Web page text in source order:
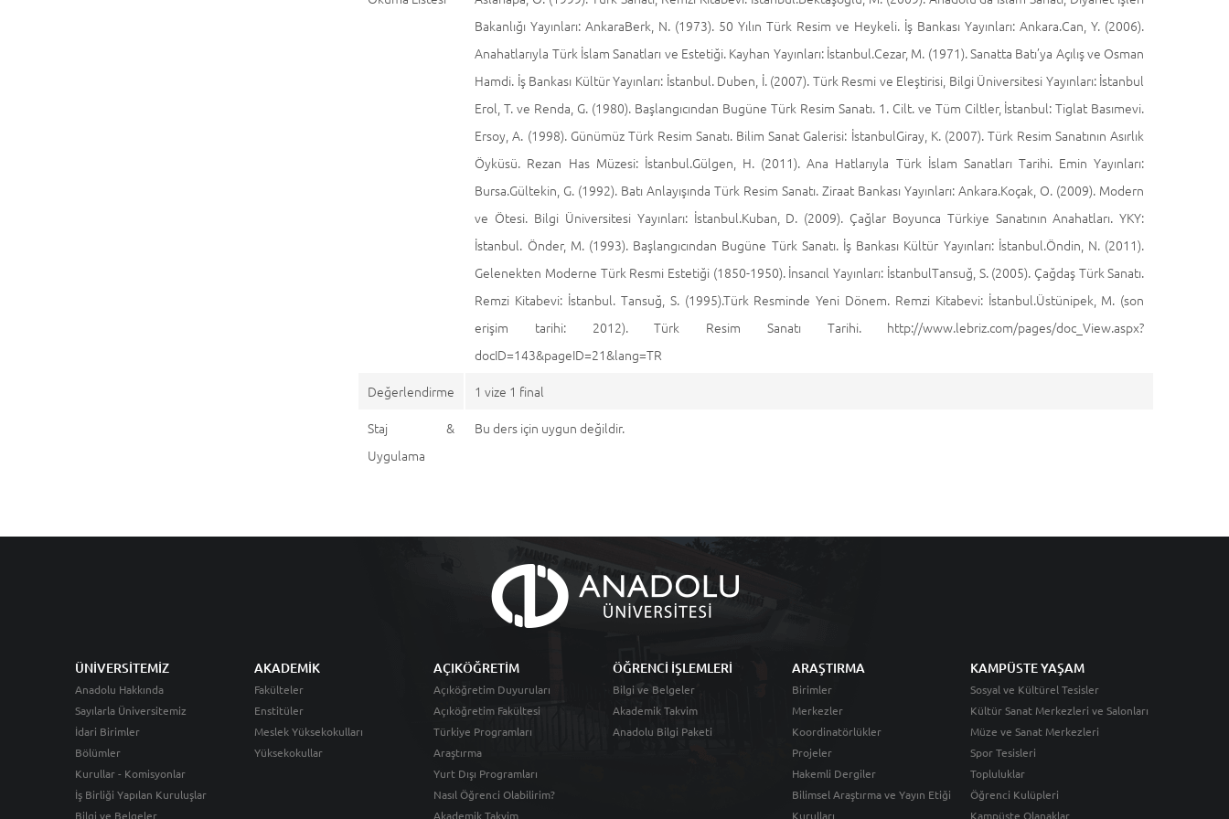
Bakanlığı Yayınları: AnkaraBerk, N. (1973). 50 Yılın Türk Resim ve Heykeli. İş Bankası Yayınları: Ankara.Can, Y. (2006).
Anahatlarıyla Türk İslam Sanatları ve Estetiği. Kayhan Yayınları: İstanbul.Cezar, M. (1971). Sanatta Batı’ya Açılış ve Osman
Hamdi. İş Bankası Kültür Yayınları: İstanbul. Duben, İ. (2007). Türk Resmi ve Eleştirisi, Bilgi Üniversitesi Yayınları: İstanbul
Erol, T. ve Renda, G. (1980). Başlangıcından Bugüne Türk Resim Sanatı. 1. Cilt. ve Tüm Ciltler, İstanbul: Tiglat Basımevi.
Ersoy, A. (1998). Günümüz Türk Resim Sanatı. Bilim Sanat Galerisi: İstanbulGiray, K. (2007). Türk Resim Sanatının Asırlık
Öyküsü. Rezan Has Müzesi: İstanbul.Gülgen, H. (2011). Ana Hatlarıyla Türk İslam Sanatları Tarihi. Emin Yayınları:
Bursa.Gültekin, G. (1992). Batı Anlayışında Türk Resim Sanatı. Ziraat Bankası Yayınları: Ankara.Koçak, O. (2009). Modern
ve Ötesi. Bilgi Üniversitesi Yayınları: İstanbul.Kuban, D. (2009). Çağlar Boyunca Türkiye Sanatının Anahatları. YKY:
İstanbul. Önder, M. (1993). Başlangıcından Bugüne Türk Sanatı. İş Bankası Kültür Yayınları: İstanbul.Öndin, N. (2011).
Gelenekten Moderne Türk Resmi Estetiği (1850-1950). İnsancıl Yayınları: İstanbulTansuğ, S. (2005). Çağdaş Türk Sanatı.
Remzi Kitabevi: İstanbul. Tansuğ, S. (1995).Türk Resminde Yeni Dönem. Remzi Kitabevi: İstanbul.Üstünipek, M. (son
erişim tarihi: 2012). Türk Resim Sanatı Tarihi. http://www.lebriz.com/pages/doc_View.aspx?
docID=143&pageID=21&lang=TR
Değerlendirme
1 vize 1 final
Staj &
Uygulama
Bu ders için uygun değildir.
ÜNİVERSİTEMİZ
Anadolu Hakkında
Sayılarla Üniversitemiz
İdari Birimler
Bölümler
Kurullar - Komisyonlar
İş Birliği Yapılan Kuruluşlar
Bilgi ve Belgeler
AKADEMİK
Fakülteler
Enstitüler
Meslek Yüksekokulları
Yüksekokullar
AÇIKÖĞRETİM
Açıköğretim Duyuruları
Açıköğretim Fakültesi
Türkiye Programları
Araştırma
Yurt Dışı Programları
Nasıl Öğrenci Olabilirim?
Akademik Takvim
ÖĞRENCİ İŞLEMLERİ
Bilgi ve Belgeler
Akademik Takvim
Anadolu Bilgi Paketi
ARAŞTIRMA
Birimler
Merkezler
Koordinatörlükler
Projeler
Hakemli Dergiler
Bilimsel Araştırma ve Yayın Etiği
Kurulları
KAMPÜSTE YAŞAM
Sosyal ve Kültürel Tesisler
Kültür Sanat Merkezleri ve Salonları
Müze ve Sanat Merkezleri
Spor Tesisleri
Topluluklar
Öğrenci Kulüpleri
Kampüste Olanaklar